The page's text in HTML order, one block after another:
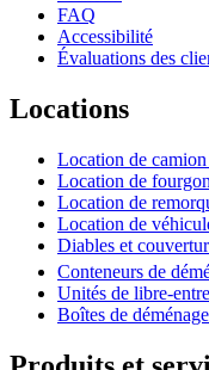
FAQ
Accessibilité
Évaluations des
Locations
Location de
Location de
Location de
Location de
Diables et
Conteneurs de
Unités de libre-
Boîtes de